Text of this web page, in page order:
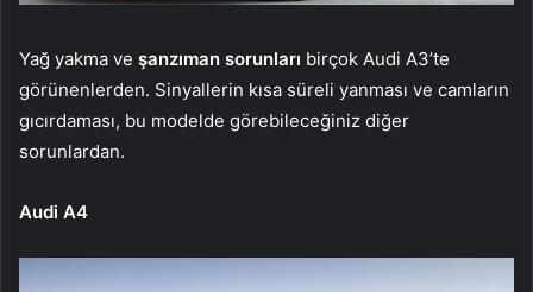
Yağ yakma ve şanzıman sorunları birçok Audi A3’te
görünenlerden. Sinyallerin kısa süreli yanması ve camların
gıcırdaması, bu modelde görebileceğiniz diğer
sorunlardan.
Audi A4